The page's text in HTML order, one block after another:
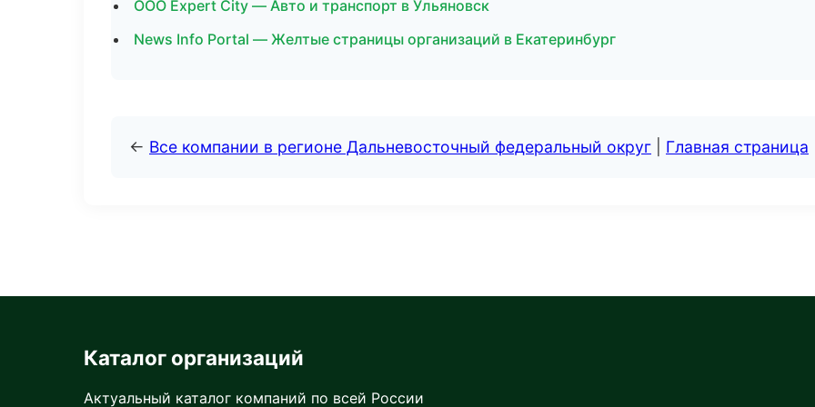
ООО Expert City — Авто и транспорт в Ульяновск
News Info Portal — Желтые страницы организаций в Екатеринбург
← Все компании в регионе Дальневосточный федеральный округ Главная страница
Каталог организаций
Актуальный каталог компаний по всей России